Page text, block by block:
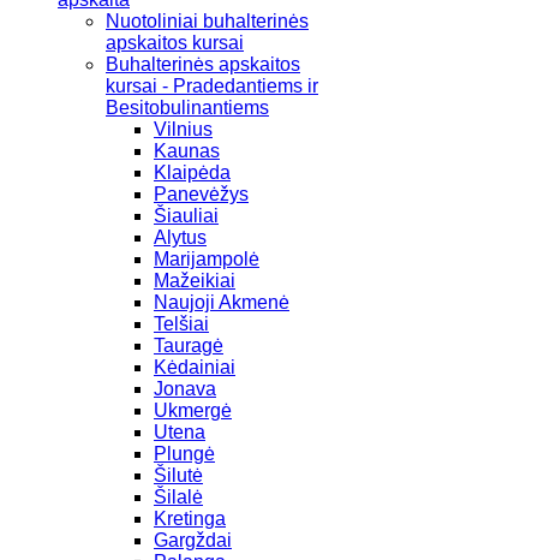
Nuotoliniai buhalterinės
apskaitos kursai
Buhalterinės apskaitos
kursai - Pradedantiems ir
Besitobulinantiems
Vilnius
Kaunas
Klaipėda
Panevėžys
Šiauliai
Alytus
Marijampolė
Mažeikiai
Naujoji Akmenė
Telšiai
Tauragė
Kėdainiai
Jonava
Ukmergė
Utena
Plungė
Šilutė
Šilalė
Kretinga
Gargždai